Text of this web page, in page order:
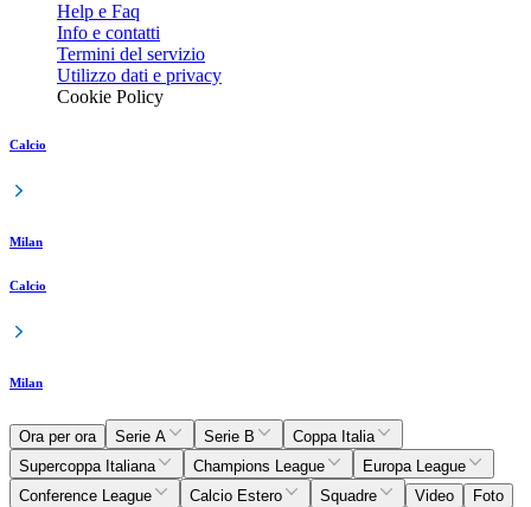
Help e Faq
Info e contatti
Termini del servizio
Utilizzo dati e privacy
Cookie Policy
Calcio
Milan
Calcio
Milan
Ora per ora Serie A Serie B
Coppa Italia
Supercoppa Italiana
Champions League
Europa League
Conference League
Calcio Estero Squadre Video
Foto